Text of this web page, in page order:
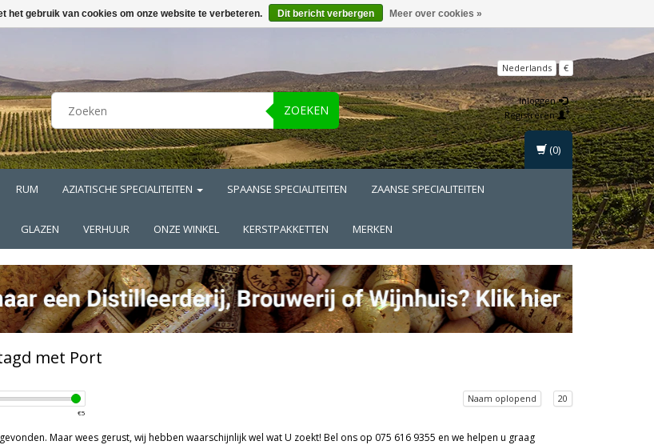
ZOEKEN
Nederlands €
Inloggen
Registreren
RUM AZIATISCHE SPECIALITEITEN SPAANSE SPECIALITEITEN ZAANSE SPECIALITEITEN
GLAZEN VERHUUR ONZE WINKEL KERSTPAKKETTEN MERKEN
(0)
met Port
€5
Naam oplopend 20
Maar wees gerust, wij hebben waarschijnlijk wel wat U zoekt! Bel ons op 075 616 9355 en we helpen u graag
het gebruik van cookies om onze website te verbeteren. Dit bericht verbergen Meer over cookies »